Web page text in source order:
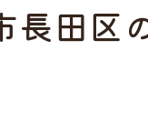
未経
長田区